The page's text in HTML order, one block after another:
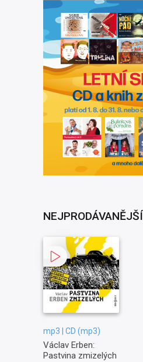
NEJPRODÁVANĚJŠÍ
mp3 | CD (mp3)
Václav Erben:
Pastvina zmizelých